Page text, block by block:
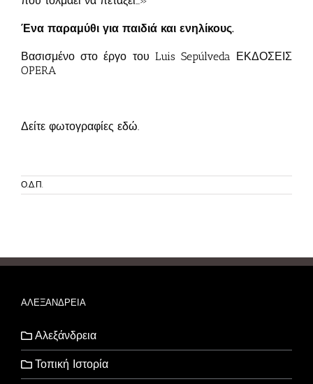
Ένα παραμύθι για παιδιά και ενηλίκους.
Βασισμένο στο έργο του Luis Sepúlveda ΕΚΔΟΣΕΙΣ
OPERA
Δείτε φωτογραφίες εδώ.
Ο.Δ.Π.
ΑΛΕΞΑΝΔΡΕΙΑ
Αλεξάνδρεια
Τοπική Ιστορία